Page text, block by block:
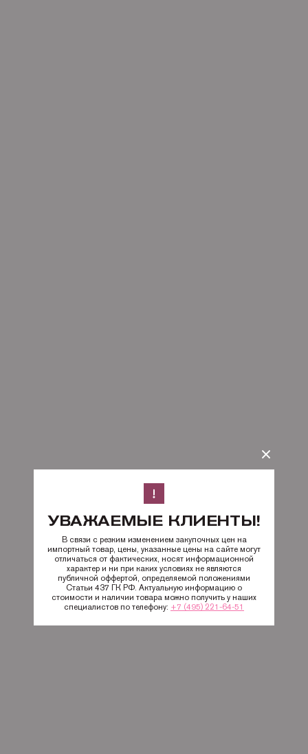
УВАЖАЕМЫЕ КЛИЕНТЫ!
В связи с резким изменением закупочных цен на
импортный товар, цены, указанные цены на сайте могут
отличаться от фактических, носят информационной
характер и ни при каких условиях не являются
публичной оффертой, определяемой положениями
Статьи 437 ГК РФ. Актуальную информацию о
стоимости и наличии товара можно получить у наших
специалистов по телефону: +7 (495) 221-64-51